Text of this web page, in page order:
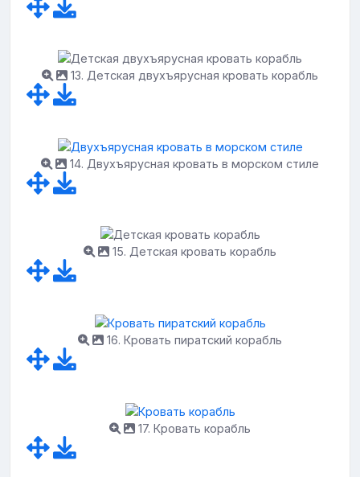
13. Детская двухъярусная кровать корабль
14. Двухъярусная кровать в морском стиле
15. Детская кровать корабль
16. Кровать пиратский корабль
17. Кровать корабль